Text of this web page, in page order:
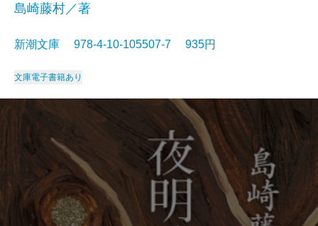
島崎藤村／著
新潮文庫 978-4-10-105507-7 935円
文庫電子書籍あり